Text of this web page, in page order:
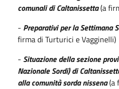
comunali di Caltanissetta(a
- Preparativi per la Settimana
firma di Turturici e Vagginelli)
- Situazione della sezione
Nazionale Sordi) di
alla comunità sorda nissena(a